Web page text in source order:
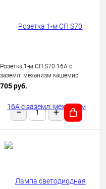
Розетка 1-м СП S70 16А с
заземл. механизм кашемир
Voltum VLS040103
705 руб.